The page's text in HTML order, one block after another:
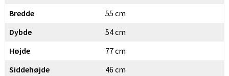
Bredde
55 cm
Dybde
54 cm
Højde
77 cm
Siddehøjde
46 cm